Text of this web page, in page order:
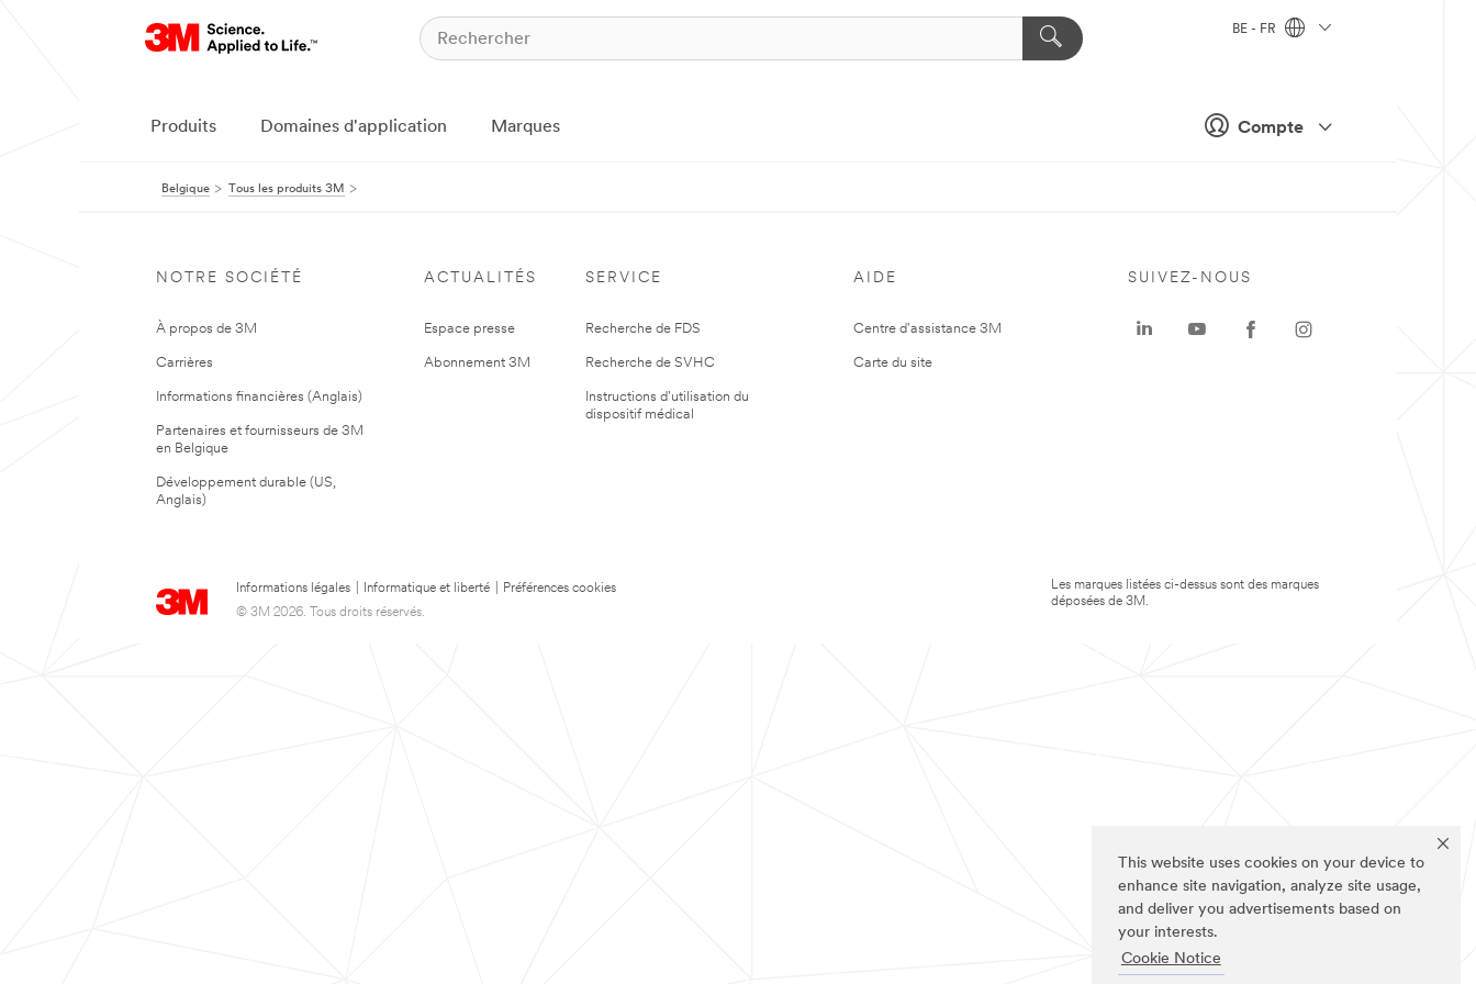
This website uses cookies on your device to
enhance site navigation, analyze site usage,
and deliver you advertisements based on
your interests.
Cookie Notice
Compte
BE - FR
Produits Domaines d'application Marques
Belgique Tous les produits 3M
NOTRE SOCIÉTÉ
À propos de 3M
Carrières
Informations financières (Anglais)
Partenaires et fournisseurs de 3M
en Belgique
Développement durable (US,
Anglais)
ACTUALITÉS
Espace presse
Abonnement 3M
SERVICE
Recherche de FDS
Recherche de SVHC
Instructions d'utilisation du
dispositif médical
AIDE
Centre d'assistance 3M
Carte du site
Informations légales Informatique et liberté
Préférences cookies
© 3M 2026. Tous droits réservés.
SUIVEZ-NOUS
Les marques listées ci-dessus sont des marques
déposées de 3M.